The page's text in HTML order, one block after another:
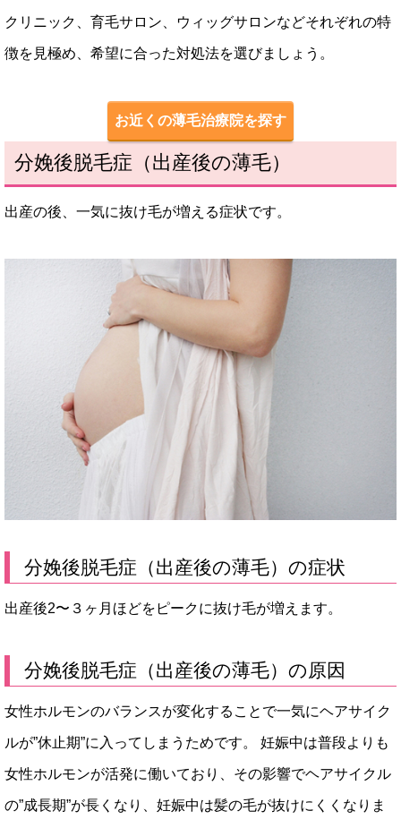
クリニック、育毛サロン、ウィッグサロンなどそれぞれの特
徴を見極め、希望に合った対処法を選びましょう。
お近くの薄毛治療院を探す
分娩後脱毛症（出産後の薄毛）
出産の後、一気に抜け毛が増える症状です。
分娩後脱毛症（出産後の薄毛）の症状
出産後2〜３ヶ月ほどをピークに抜け毛が増えます。
分娩後脱毛症（出産後の薄毛）の原因
女性ホルモンのバランスが変化することで一気にヘアサイク
ルが”休止期”に入ってしまうためです。 妊娠中は普段よりも
女性ホルモンが活発に働いており、その影響でヘアサイクル
の”成長期”が長くなり、妊娠中は髪の毛が抜けにくくなりま